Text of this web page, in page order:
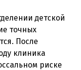
детской
точных
После
клиника
риске